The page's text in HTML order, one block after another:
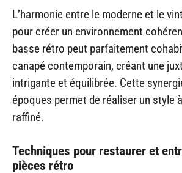
L’harmonie entre le moderne et le
pour créer un environnement
basse rétro peut parfaitement
canapé contemporain, créant une
intrigante et équilibrée. Cette
époques permet de réaliser un style
raffiné.
Techniques pour restaurer et
pièces rétro